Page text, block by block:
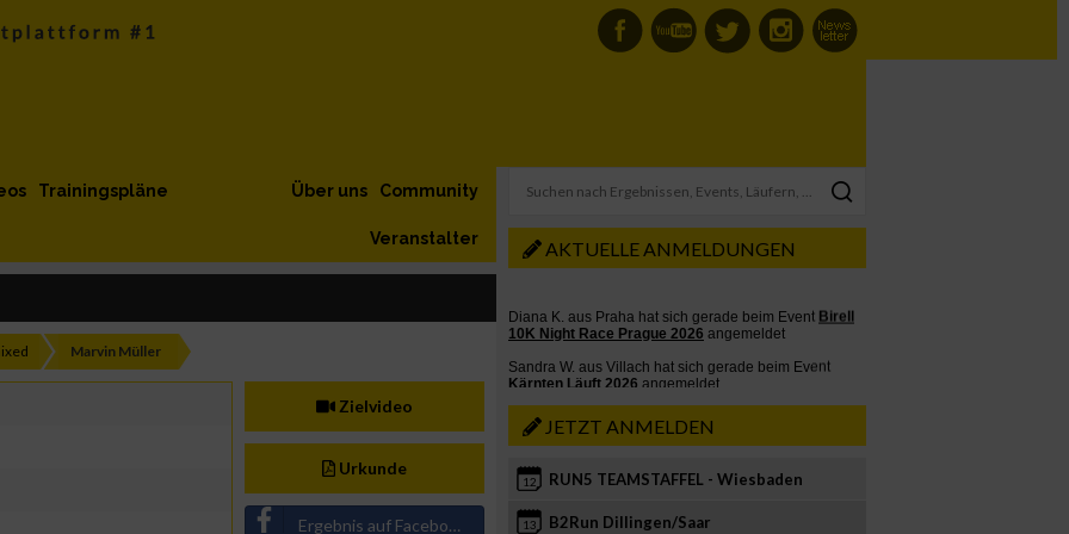
Trainingspläne Community
Über uns
Veranstalter
Marvin Müller
Zielvideo
Urkunde
Ergebnis auf Facebook teilen
AKTUELLE ANMELDUNGEN
JETZT ANMELDEN
12 RUN5 TEAMSTAFFEL - Wiesbaden
13 B2Run Dillingen/Saar